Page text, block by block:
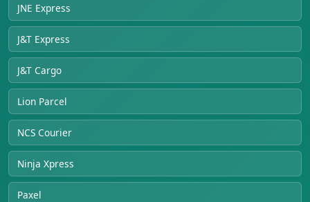
JNE Express
J&T Express
J&T Cargo
Lion Parcel
NCS Courier
Ninja Xpress
Paxel